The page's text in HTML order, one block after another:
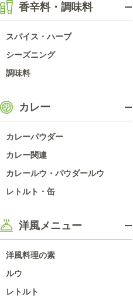
香辛料・調味料
スパイス・ハーブ
シーズニング
調味料
カレー
カレーパウダー
カレー関連
カレールウ・パウダールウ
レトルト・缶
洋風メニュー
洋風料理の素
ルウ
レトルト